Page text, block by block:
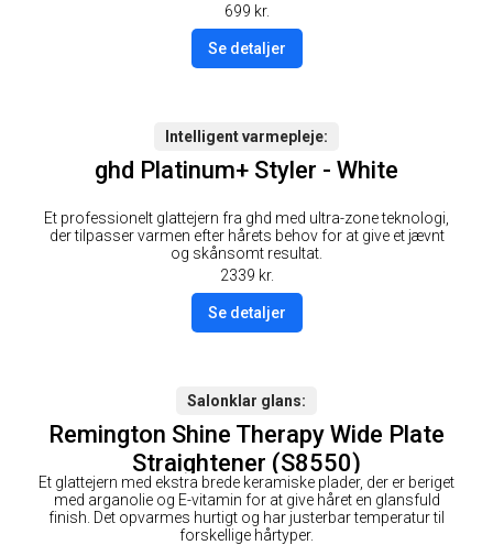
699 kr.
Se detaljer
Intelligent varmepleje
ghd Platinum+ Styler - White
Et professionelt glattejern fra ghd med ultra-zone teknologi,
der tilpasser varmen efter hårets behov for at give et jævnt
og skånsomt resultat.
2339 kr.
Se detaljer
Salonklar glans
Remington Shine Therapy Wide Plate
Straightener (S8550)
Et glattejern med ekstra brede keramiske plader, der er beriget
med arganolie og E-vitamin for at give håret en glansfuld
finish. Det opvarmes hurtigt og har justerbar temperatur til
forskellige hårtyper.